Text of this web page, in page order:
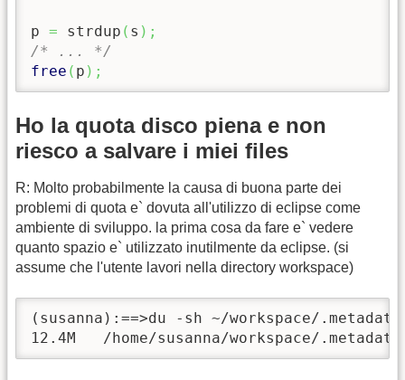
p = strdup ( s ) ;
/* ... */
free ( p ) ;
Ho la quota disco piena e non
riesco a salvare i miei files
R: Molto probabilmente la causa di buona parte dei
problemi di quota e` dovuta all'utilizzo di eclipse come
ambiente di sviluppo. la prima cosa da fare e` vedere
quanto spazio e` utilizzato inutilmente da eclipse. (si
assume che l'utente lavori nella directory workspace)
(susanna):==>du -sh ~/workspace/.metadata
12.4M   /home/susanna/workspace/.metadata